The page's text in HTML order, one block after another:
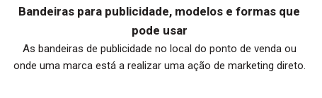
Bandeiras para publicidade, modelos e formas que
pode usar
As bandeiras de publicidade no local do ponto de venda ou
onde uma marca está a realizar uma ação de marketing direto.